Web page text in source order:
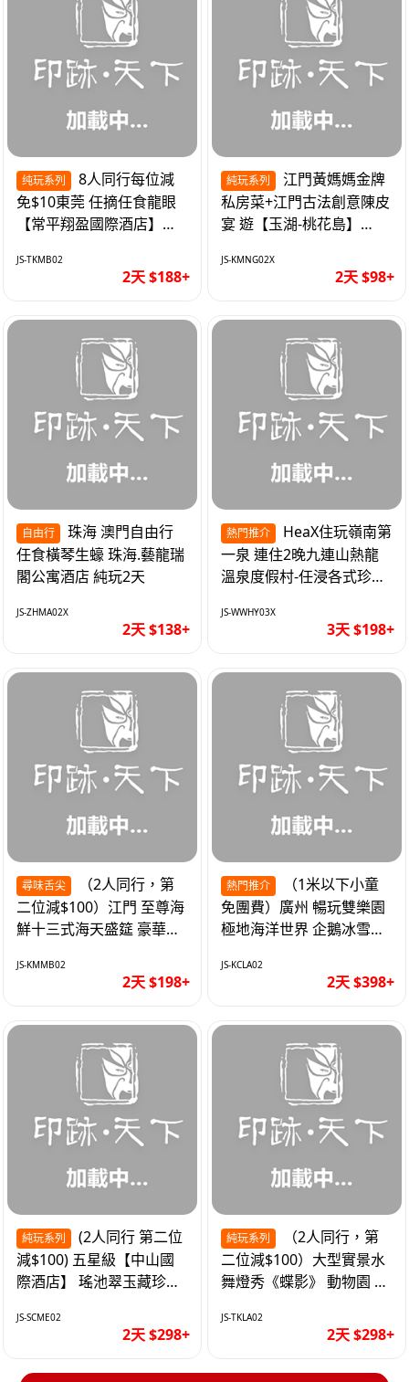
纯玩系列
免$10東莞 任摘任食龍眼
【常平翔盈國際酒店】
天
JS-TKMB02
2天 $188+
純玩系列
私房菜+江門古法創意陳皮
宴 遊【玉湖-桃花島】
純玩2天
JS-KMNG02X
2天 $98+
自由行
任食橫琴生蠔 珠海.藝龍瑞
閣公寓酒店 純玩2天
JS-ZHMA02X
2天 $138+
熱門推介
一泉 連住2晚九連山熱龍
溫泉度假村-任浸各式珍稀
JS-WWHY03X
3天 $198+
尋味舌尖
二位減$100）江門 至尊海
鮮十三式海天盛筵 豪華三
2天
JS-KMMB02
2天 $198+
熱門推介
免團費）廣州 暢玩雙樂園
極地海洋世界 企鵝冰雪世
JS-KCLA02
2天 $398+
純玩系列
減$100) 五星級【中山國
際酒店】 瑤池翠玉藏珍盅
JS-SCME02
2天 $298+
純玩系列
二位減$100）大型實景水
舞燈秀《蝶影》 動物園 水
純玩2天
JS-TKLA02
2天 $298+